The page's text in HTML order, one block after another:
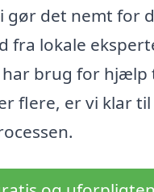
gør det nemt for
fra lokale
har brug for hjælp
flere, er vi klar